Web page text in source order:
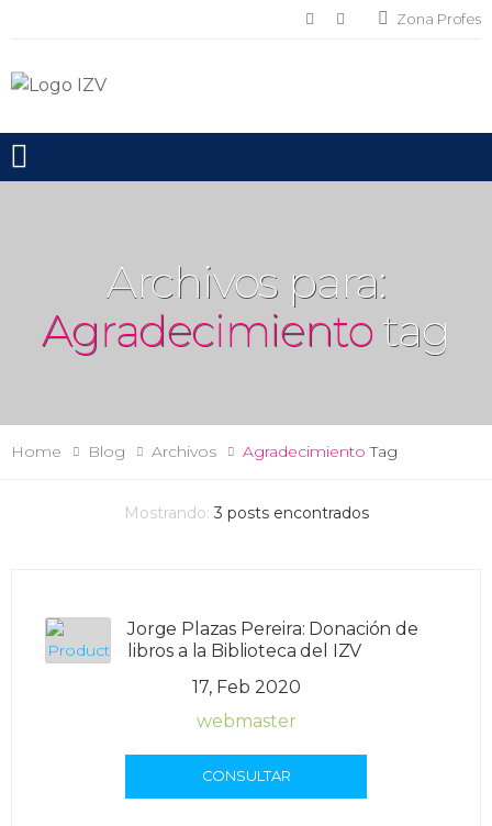
Zona Profes
Toggle mobile menu
Archivos para:
Agradecimiento tag
Home Blog Archivos Agradecimiento Tag
Mostrando: 3 posts encontrados
Jorge Plazas Pereira: Donación de
libros a la Biblioteca del IZV
17, Feb 2020
webmaster
CONSULTAR